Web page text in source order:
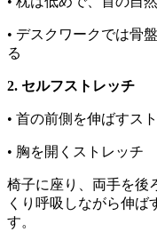
• デスクワークでは骨
る
2. セルフストレッチ
• 首の前側を伸ばすス
• 胸を開くストレッチ
椅子に座り、両手を後
くり呼吸しながら伸ば
す。